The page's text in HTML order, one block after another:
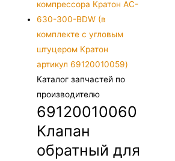
Каталог запчастей по
производителю
69120010060
Клапан
обратный для